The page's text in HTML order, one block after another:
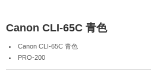
Canon CLI-65C 青色
Canon CLI-65C 青色
PRO-200